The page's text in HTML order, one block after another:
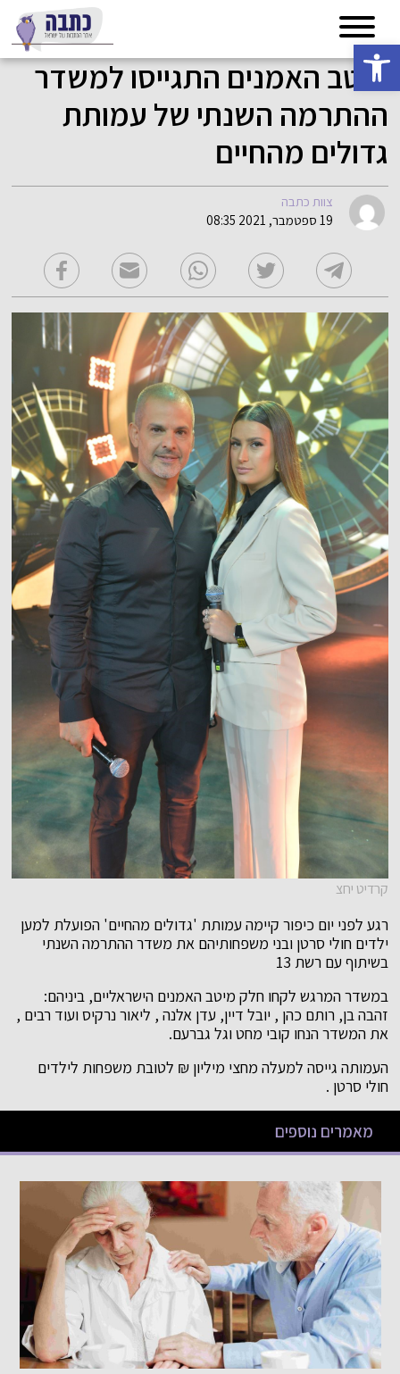
פתח סרגל נגישות
מיטב האמנים התגייסו למשדר
ההתרמה השנתי של עמותת
גדולים מהחיים
צוות כתבה
19 ספטמבר, 2021 08:35
קרדיט יחצ
רגע לפני יום כיפור קיימה עמותת 'גדולים מהחיים' הפועלת למען
ילדים חולי סרטן ובני משפחותיהם את משדר ההתרמה השנתי
בשיתוף עם רשת 13
במשדר המרגש לקחו חלק מיטב האמנים הישראליים, ביניהם:
זהבה בן, רותם כהן , יובל דיין, עדן אלנה , ליאור נרקיס ועוד רבים ,
את המשדר הנחו קובי מחט וגל גברעם.
העמותה גייסה למעלה מחצי מיליון ₪ לטובת משפחות לילדים
חולי סרטן .
מאמרים נוספים